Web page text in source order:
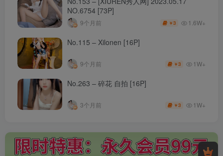
NO.6754 [73P]
9个月前 ￥3 1.6W+
No.115 – Xilonen [16P]
9个月前 ￥3 1W+
No.263 – 碎花 自拍 [16P]
3个月前 ￥3 1W+